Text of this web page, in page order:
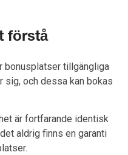
förstå
bonusplatser tillgängliga
sig, och dessa kan bokas
är fortfarande identisk
aldrig finns en garanti